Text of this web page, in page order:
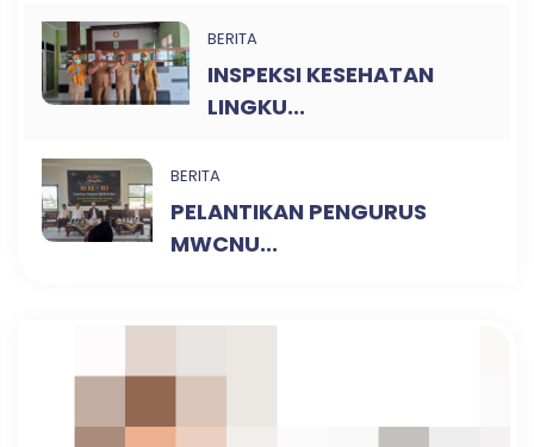
BERITA
INSPEKSI KESEHATAN
LINGKU...
BERITA
PELANTIKAN PENGURUS
MWCNU...